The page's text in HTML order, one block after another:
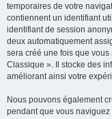
temporaires de votre
contiennent un identifiant
identifiant de session
deux automatiquement
sera créé une fois que
Classique ». Il stocke des
améliorant ainsi votre
Nous pouvons également
pendant que vous